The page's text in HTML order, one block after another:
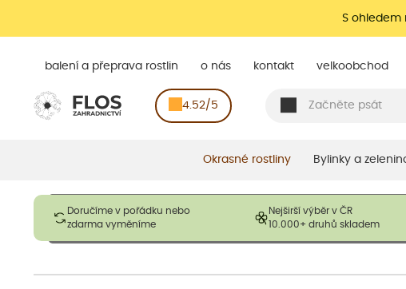
S ohledem
balení a přeprava rostlin o nás kontakt velkoobchod
4.52/5
Okrasné rostliny Bylinky a
Doručíme v pořádku nebo
zdarma vyměníme
Nejširší výběr v ČR
10.000+ druhů skladem
Obrázky slouží pouze pro ilustrační účely a mají reprezentovat
opadavé rostliny dodávány v dormantním stavu a bez listů. Rostliny